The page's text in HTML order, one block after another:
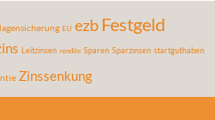
EU ezbFestgeld
Leitzinsen rendite Sparen Sparzinsen startguthaben
Zinssenkung